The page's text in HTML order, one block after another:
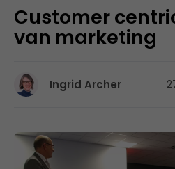
Customer
van marketing
Ingrid Archer